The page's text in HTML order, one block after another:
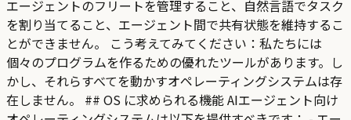
エージェントのフリートを管理すること、自然言語でタスク
を割り当てること、エージェント間で共有状態を維持するこ
とができません。 こう考えてみてください：私たちには
個々のプログラムを作るための優れたツールがあります。し
かし、それらすべてを動かすオペレーティングシステムは存
在しません。 ## OS に求められる機能 AIエージェント向け